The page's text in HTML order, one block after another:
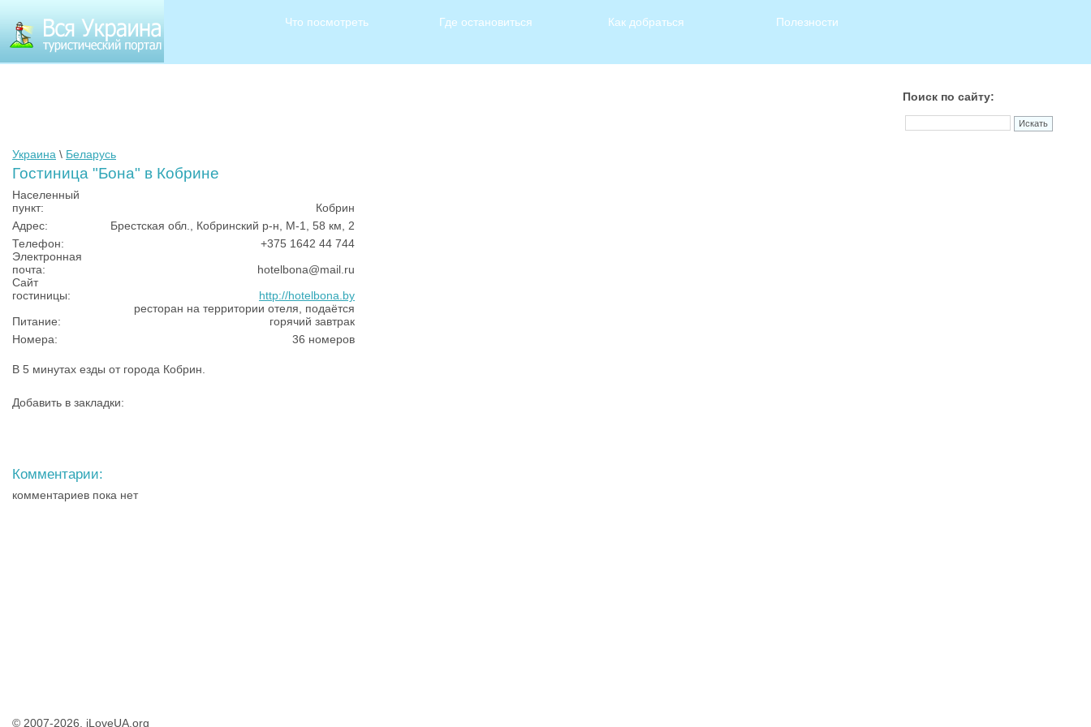
Что посмотреть Где остановиться Как добраться Полезности
Украина \ Беларусь
Гостиница "Бона" в Кобрине
Населенный
пункт:
Кобрин
Адрес:
Брестская обл., Кобринский р-н, М-1, 58 км, 2
Телефон:
+375 1642 44 744
Электронная
почта:
hotelbona@mail.ru
Сайт
гостиницы:
http://hotelbona.by
Питание:
ресторан на территории отеля, подаётся
горячий завтрак
Номера:
36 номеров
В 5 минутах езды от города Кобрин.
Добавить в закладки:
Комментарии:
комментариев пока нет
Поиск по сайту:
© 2007-2026, iLoveUA.org